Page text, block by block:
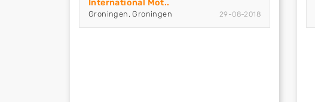
International Mot..
Groningen, Groningen 29-08-2018